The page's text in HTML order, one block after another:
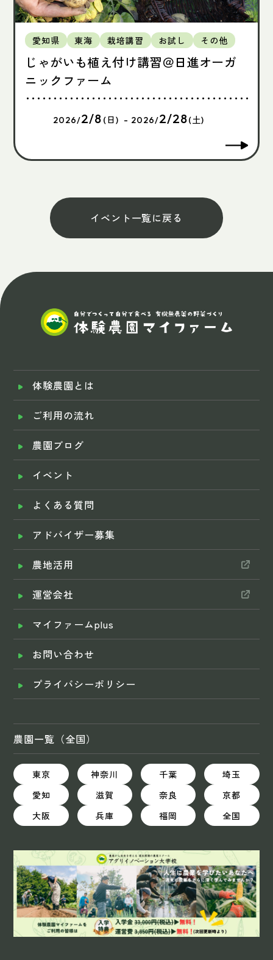
愛知県 東海 栽培講習 お試し その他
じゃがいも植え付け講習＠日進オーガ
ニックファーム
2026/2/8 (日) - 2026/2/28(土)
イベント一覧に戻る
体験農園とは
ご利用の流れ
農園ブログ
イベント
よくある質問
アドバイザー募集
農地活用
運営会社
マイファームplus
お問い合わせ
プライバシーポリシー
農園一覧（全国）
東京 神奈川 千葉
埼玉
愛知
滋賀 奈良
京都
大阪
兵庫 福岡 全国